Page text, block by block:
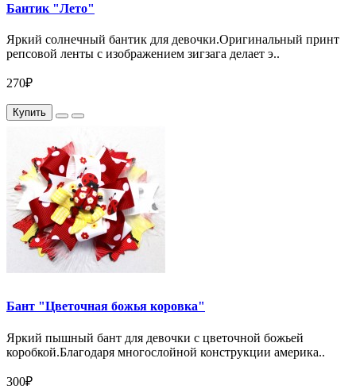
Бантик "Лето"
Яркий солнечный бантик для девочки.Оригинальный принт
репсовой ленты с изображением зигзага делает э..
270₽
Купить
Бант "Цветочная божья коровка"
Яркий пышный бант для девочки с цветочной божьей
коробкой.Благодаря многослойной конструкции америка..
300₽